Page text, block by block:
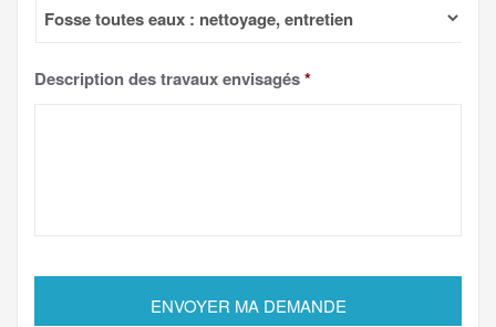
Description des travaux envisagés*